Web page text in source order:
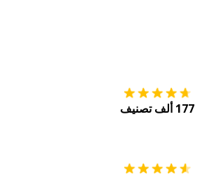
177 ألف تصنيف